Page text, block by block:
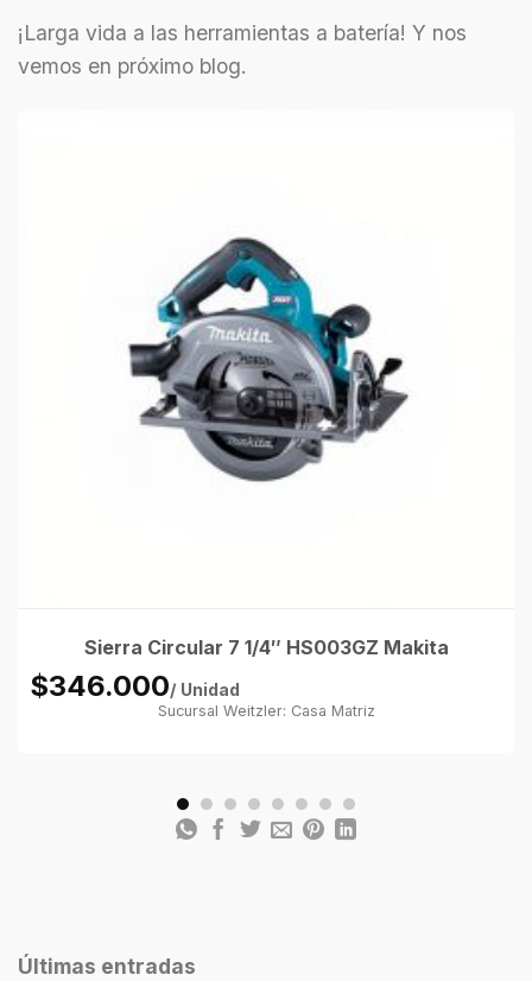
¡Larga vida a las herramientas a batería! Y nos
vemos en próximo blog.
Sierra Circular 7 1/4″ HS003GZ Makita
$346.000/ Unidad
Sucursal Weitzler: Casa Matriz
Últimas entradas